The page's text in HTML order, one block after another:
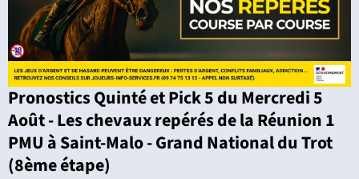
Pronostics Quinté et Pick 5 du Mercredi 5
Août - Les chevaux repérés de la Réunion 1
PMU à Saint-Malo - Grand National du Trot
(8ème étape)